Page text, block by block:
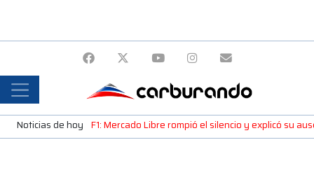
Noticias de hoy F1: Mercado Libre rompió el silencio y explicó su